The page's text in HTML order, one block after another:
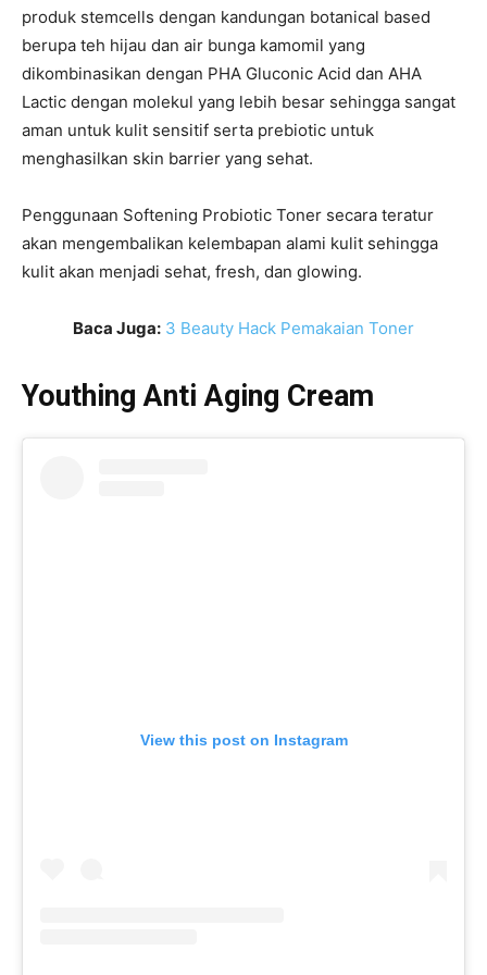
produk stemcells dengan kandungan botanical based
berupa teh hijau dan air bunga kamomil yang
dikombinasikan dengan PHA Gluconic Acid dan AHA
Lactic dengan molekul yang lebih besar sehingga sangat
aman untuk kulit sensitif serta prebiotic untuk
menghasilkan skin barrier yang sehat.
Penggunaan Softening Probiotic Toner secara teratur
akan mengembalikan kelembapan alami kulit sehingga
kulit akan menjadi sehat, fresh, dan glowing.
Baca Juga: 3 Beauty Hack Pemakaian Toner
Youthing Anti Aging Cream
View this post on Instagram